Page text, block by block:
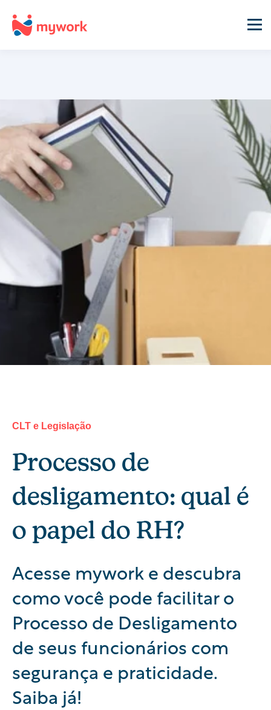
CLT e Legislação
Processo de
desligamento: qual é
o papel do RH?
Acesse mywork e descubra
como você pode facilitar o
Processo de Desligamento
de seus funcionários com
segurança e praticidade.
Saiba já!